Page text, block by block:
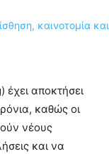
αποκτήσει
καθώς οι
νέους
και να